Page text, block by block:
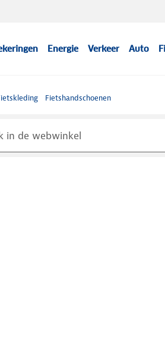
Energie Verkeer Auto
Fietshandschoenen